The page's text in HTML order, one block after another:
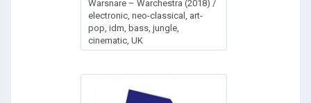
Wаrsnаrе – Wаrсhеstrа (2018) /
electronic, neo-classical, art-
pop, idm, bass, jungle,
cinematic, UK